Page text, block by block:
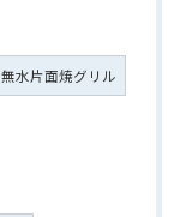
無水片面焼グリル